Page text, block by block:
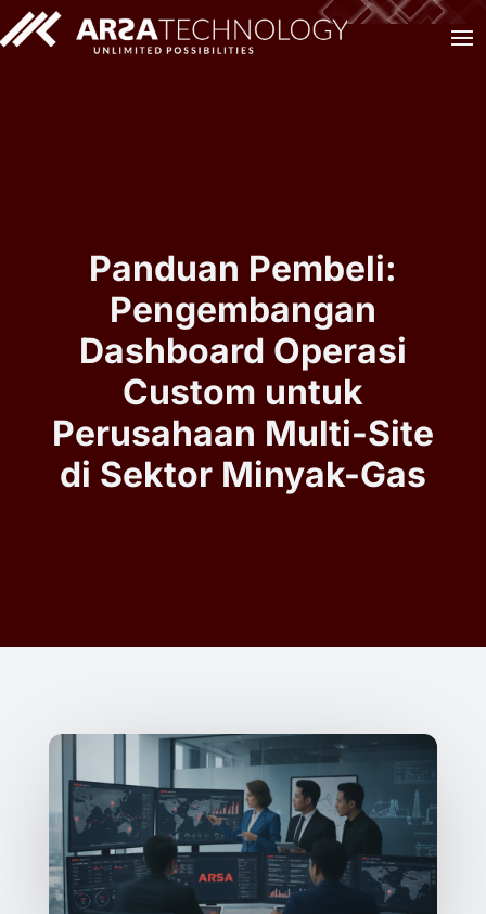
Panduan Pembeli:
Pengembangan
Dashboard Operasi
Custom untuk
Perusahaan Multi-Site
di Sektor Minyak-Gas